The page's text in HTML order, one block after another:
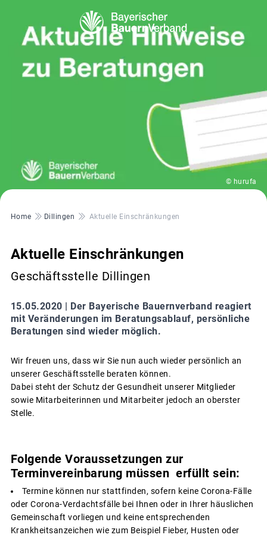
© hurufa
Pfadnavigation
Home Dillingen Aktuelle Einschränkungen
Aktuelle Einschränkungen
Geschäftsstelle Dillingen
15.05.2020 | Der Bayerische Bauernverband reagiert
mit Veränderungen im Beratungsablauf, persönliche
Beratungen sind wieder möglich.
Wir freuen uns, dass wir Sie nun auch wieder persönlich an
unserer Geschäftsstelle beraten können.
Dabei steht der Schutz der Gesundheit unserer Mitglieder
sowie Mitarbeiterinnen und Mitarbeiter jedoch an oberster
Stelle.
Folgende Voraussetzungen zur
Terminvereinbarung müssen erfüllt sein:
Termine können nur stattfinden, sofern keine Corona-Fälle
oder Corona-Verdachtsfälle bei Ihnen oder in Ihrer häuslichen
Gemeinschaft vorliegen und keine entsprechenden
Krankheitsanzeichen wie zum Beispiel Fieber, Husten oder